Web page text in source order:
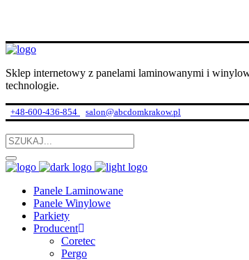
Sklep internetowy z panelami laminowanymi i
technologie.
+48-600-436-854 salon@abcdomkrakow.pl
Panele Laminowane
Panele Winylowe
Parkiety
Producent
Coretec
Pergo